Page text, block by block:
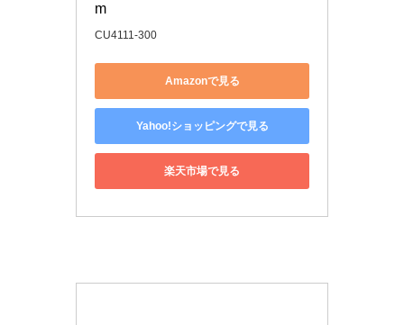
m
CU4111-300
Amazonで見る
Yahoo!ショッピングで見る
楽天市場で見る